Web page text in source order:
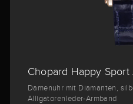
Chopard Happy
Damenuhr mit Diamanten,
Alligatorenleder-Armband